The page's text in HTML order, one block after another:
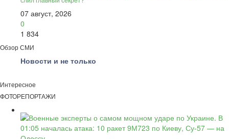
07 август, 2026
0
1 834
Обзор СМИ
Новости и не только
Интересное
ФОТОРЕПОРТАЖИ